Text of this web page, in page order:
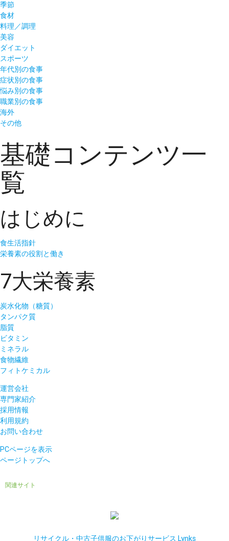
季節
食材
料理／調理
美容
ダイエット
スポーツ
年代別の食事
症状別の食事
悩み別の食事
職業別の食事
海外
その他
基礎コンテンツ一
覧
はじめに
食生活指針
栄養素の役割と働き
7大栄養素
炭水化物（糖質）
タンパク質
脂質
ビタミン
ミネラル
食物繊維
フィトケミカル
運営会社
専門家紹介
採用情報
利用規約
お問い合わせ
PCページを表示
ページトップへ
関連サイト
リサイクル・中古子供服のお下がりサービス Lynks